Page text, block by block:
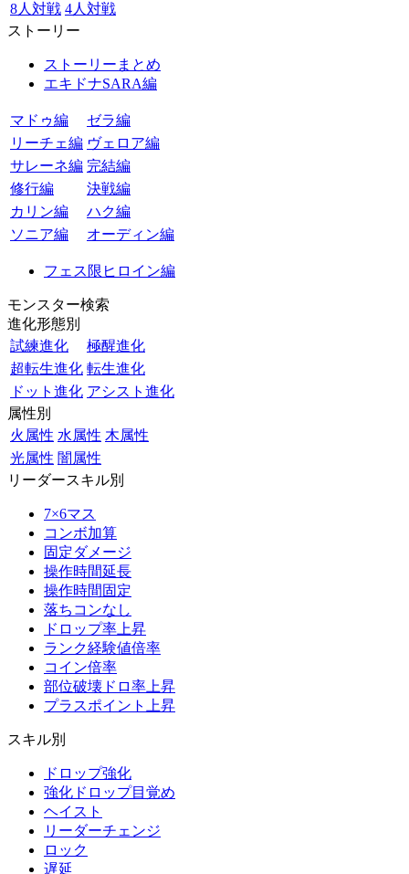
8人対戦 4人対戦
ストーリー
ストーリーまとめ
エキドナSARA編
マドゥ編
ゼラ編
リーチェ編 ヴェロア編
サレーネ編 完結編
修行編
決戦編
カリン編
ハク編
ソニア編
オーディン編
フェス限ヒロイン編
モンスター検索
進化形態別
試練進化
極醒進化
超転生進化 転生進化
ドット進化 アシスト進化
属性別
火属性 水属性 木属性
光属性 闇属性
リーダースキル別
7×6マス
コンボ加算
固定ダメージ
操作時間延長
操作時間固定
落ちコンなし
ドロップ率上昇
ランク経験値倍率
コイン倍率
部位破壊ドロ率上昇
プラスポイント上昇
スキル別
ドロップ強化
強化ドロップ目覚め
ヘイスト
リーダーチェンジ
ロック
遅延